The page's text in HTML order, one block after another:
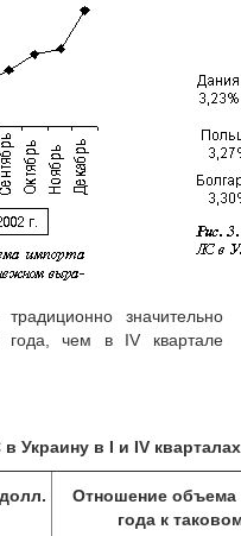
значительно
года, чем в IV квартале
Украину в I и IV
Отношение объема
года к